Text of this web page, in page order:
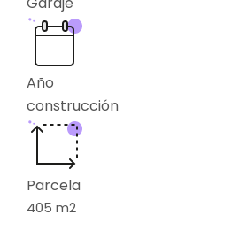
Año
construcción
Parcela
405 m2